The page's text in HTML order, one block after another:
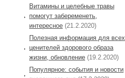
Витамины и целебные травы
помогут забеременеть,
интересное (21.2.2020)
Полезная информация для всех
ценителей здорового образа
жизни, обновление (19.2.2020)
Популярное: события и новости